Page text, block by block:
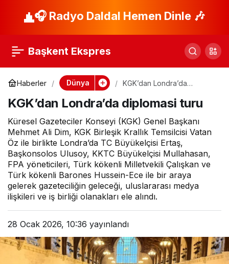
🎧 Radyo Daldal Hemen Dinle 🎶
Başkent Ekspres
Haberler Dünya
KGK’dan Londra’da
KGK’dan Londra’da diplomasi turu
Küresel Gazeteciler Konseyi (KGK) Genel Başkanı
Mehmet Ali Dim, KGK Birleşik Krallık Temsilcisi Vatan
Öz ile birlikte Londra’da TC Büyükelçisi Ertaş,
Başkonsolos Ulusoy, KKTC Büyükelçisi Mullahasan,
FPA yöneticileri, Türk kökenli Milletvekili Çalışkan ve
Türk kökenli Barones Hussein-Ece ile bir araya
gelerek gazeteciliğin geleceği, uluslararası medya
ilişkileri ve iş birliği olanakları ele alındı.
28 Ocak 2026, 10:36 yayınlandı
KGK’dan Londra’da